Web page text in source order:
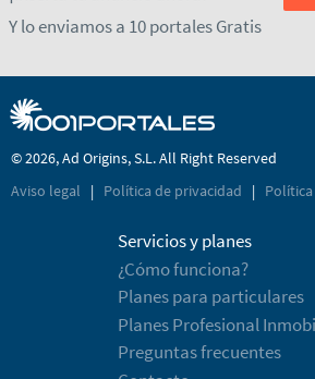
Y lo enviamos a 10 portales Gratis
© 2026, Ad Origins, S.L. All Right Reserved
Aviso legal
| Política de privacidad |
Servicios y planes
¿Cómo funciona?
Planes para particulares
Planes Profesional
Preguntas frecuentes